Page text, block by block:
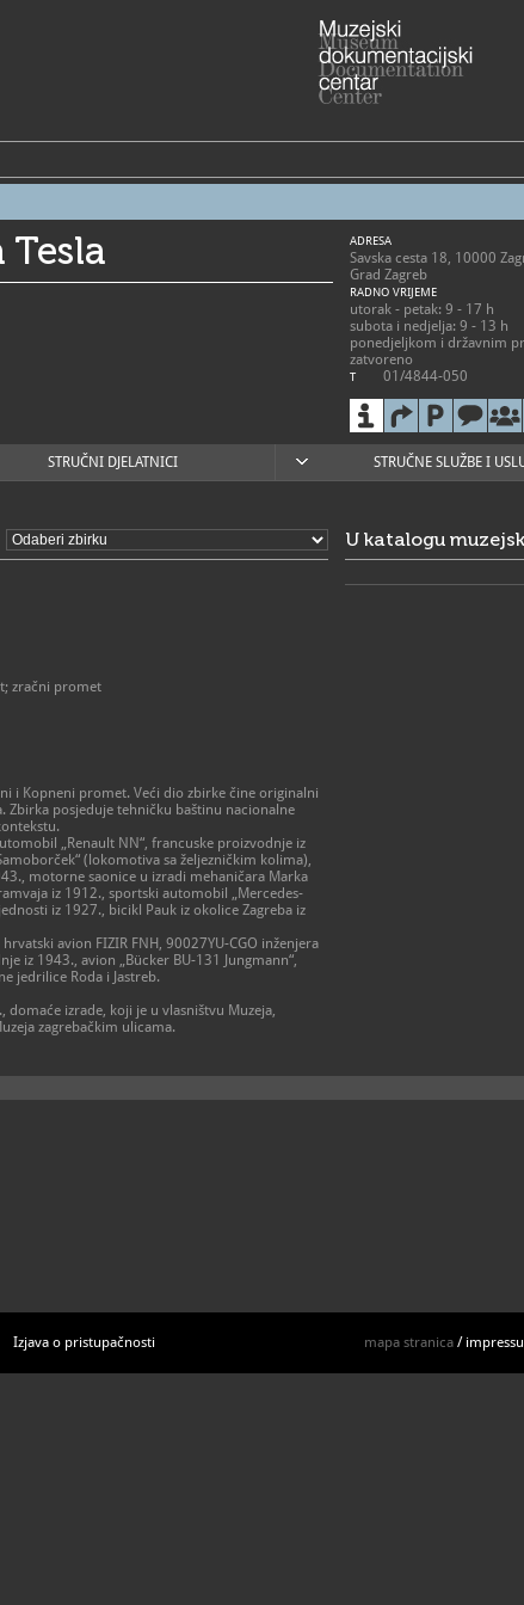
ADRESA
Savska cesta 18, 10000
Grad Zagreb
RADNO VRIJEME
utorak - petak: 9 - 17 h
subota i nedjelja: 9 - 13 h
ponedjeljkom i državnim
zatvoreno
T 01/4844-050
info@tmnt.hr
W
https://tmnt.hr/hr-hr/
STRUČNI DJELATNICI STRUČNE SLUŽBE I
zračni promet
i Kopneni promet. Veći dio zbirke čine originalni
posjeduje tehničku baštinu nacionalne
„Renault NN“, francuske proizvodnje iz
(lokomotiva sa željezničkim kolima),
motorne saonice u izradi mehaničara Marka
iz 1912., sportski automobil „Mercedes-
iz 1927., bicikl Pauk iz okolice Zagreba iz
avion FIZIR FNH, 90027YU-CGO inženjera
iz 1943., avion „Bücker BU-131 Jungmann“,
jedrilice Roda i Jastreb.
izrade, koji je u vlasništvu Muzeja,
zagrebačkim ulicama.
U katalogu
Izjava o pristupačnosti mapa stranica /